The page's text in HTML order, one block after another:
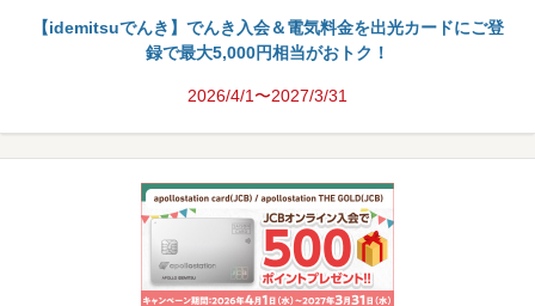
【idemitsuでんき】でんき入会＆電気料金を出光カードにご登
録で最大5,000円相当がおトク！
2026/4/1〜2027/3/31